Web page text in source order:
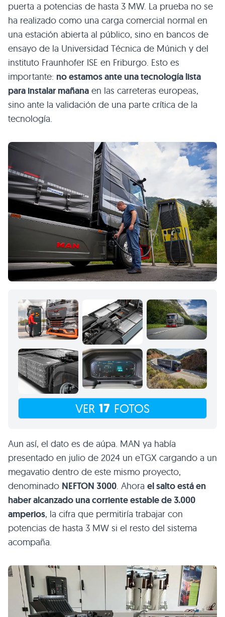
puerta a potencias de hasta 3 MW. La prueba no se
ha realizado como una carga comercial normal en
una estación abierta al público, sino en bancos de
ensayo de la Universidad Técnica de Múnich y del
instituto Fraunhofer ISE en Friburgo. Esto es
importante: no estamos ante una tecnología lista
para instalar mañana en las carreteras europeas,
sino ante la validación de una parte crítica de la
tecnología.
VER 17 FOTOS
Aun así, el dato es de aúpa. MAN ya había
presentado en julio de 2024 un eTGX cargando a un
megavatio dentro de este mismo proyecto,
denominado NEFTON 3000 . Ahora el salto está en
haber alcanzado una corriente estable de 3.000
amperios, la cifra que permitiría trabajar con
potencias de hasta 3 MW si el resto del sistema
acompaña.